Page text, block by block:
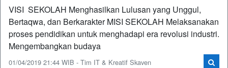
VISI SEKOLAH Menghasilkan Lulusan yang Unggul,
Bertaqwa, dan Berkarakter MISI SEKOLAH Melaksanakan
proses pendidikan untuk menghadapi era revolusi industri.
Mengembangkan budaya
01/04/2019 21:44 WIB - Tim IT & Kreatif Skaven